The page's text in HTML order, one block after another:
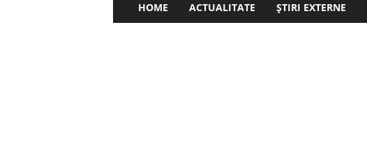
HOME ACTUALITATE ȘTIRI EXTERNE